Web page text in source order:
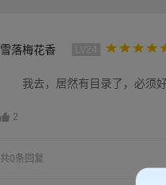
雪落梅花香
我去，居然有目录了，必须
2
共0条回复